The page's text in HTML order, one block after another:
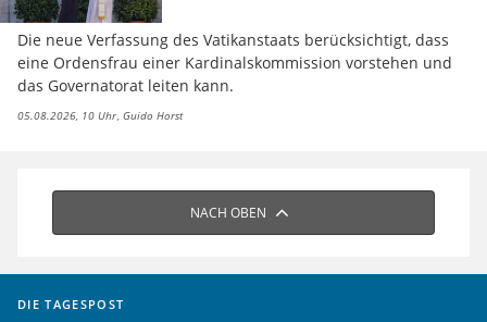
Die neue Verfassung des Vatikanstaats berücksichtigt, dass
eine Ordensfrau einer Kardinalskommission vorstehen und
das Governatorat leiten kann.
05.08.2026, 10 Uhr Guido Horst
NACH OBEN
DIE TAGESPOST